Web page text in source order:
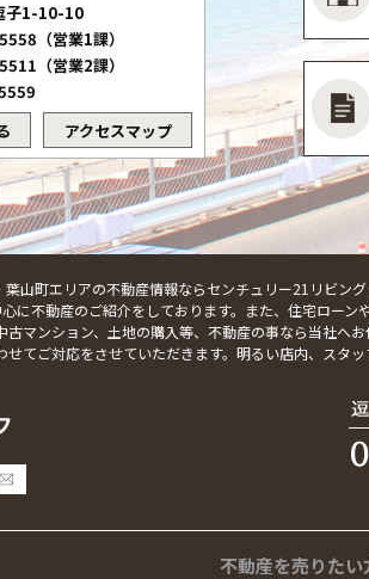
子1-10-10
（営業1課）
（営業2課）
アクセスマップ
葉山町エリアの不動産情報ならセンチュリー21リビング
に不動産のご紹介をしております。また、住宅ローン
古マンション、土地の購入等、不動産の事なら当社へお
てご対応をさせていただきます。明るい店内、スタッ
不動産を売りたい